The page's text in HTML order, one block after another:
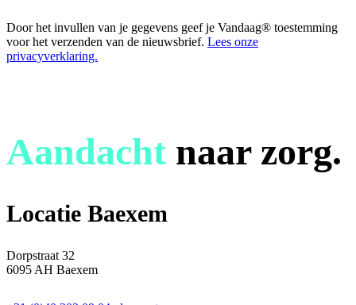
Door het invullen van je gegevens geef je Vandaag® toestemming
voor het verzenden van de nieuwsbrief. Lees onze
privacyverklaring.
Aandacht naar zorg.
Locatie Baexem
Dorpstraat 32
6095 AH Baexem